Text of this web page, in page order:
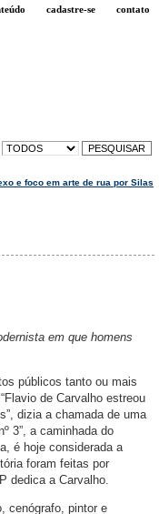
cadastre-se contato
e foco em arte de rua por Silas
em que homens
públicos tanto ou mais
de Carvalho estreou
dizia a chamada de uma
3”, a caminhada do
é hoje considerada a
foram feitas por
dedica a Carvalho.
cenógrafo, pintor e